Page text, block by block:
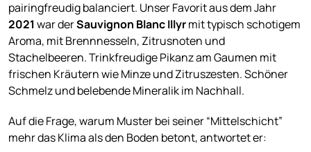
pairingfreudig balanciert. Unser Favorit aus dem Jahr
2021war derSauvignon Blanc Illyrmit typisch schotigem
Aroma, mit Brennnesseln, Zitrusnoten und
Stachelbeeren. Trinkfreudige Pikanz am Gaumen mit
frischen Kräutern wie Minze und Zitruszesten. Schöner
Schmelz und belebende Mineralik im Nachhall.
Auf die Frage, warum Muster bei seiner “Mittelschicht”
mehr das Klima als den Boden betont, antwortet er: